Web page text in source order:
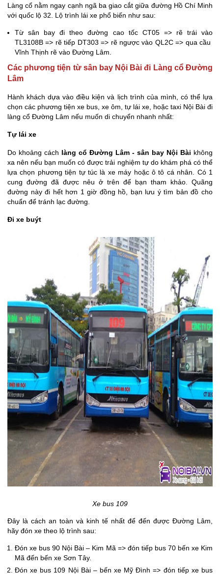
Làng cổ nằm ngay cạnh ngã ba giao cắt giữa đường Hồ Chí Minh
với quốc lộ 32. Lộ trình lái xe phổ biến như sau:
Từ sân bay đi theo đường cao tốc CT05 => rẽ trái vào
TL3108B => rẽ tiếp DT303 => rẽ ngược vào QL2C => qua cầu
Vĩnh Thịnh rẽ vào Đường Lâm.
Các phương tiện từ sân bay Nội Bài đi Làng cổ Đường
Lâm
Hành khách dựa vào điều kiện và lịch trình của mình, có thể lựa
chọn các phương tiện xe bus, xe ôm, tự lái xe, hoặc taxi Nội Bài đi
làng cổ Đường Lâm nếu muốn di chuyển nhanh nhất:
Tự lái xe
Do khoảng cách làng cổ Đường Lâm - sân bay Nội Bài không
xa nên nếu bạn muốn có được trải nghiệm tự do khám phá có thể
lựa chọn phương tiện tự túc là xe máy hoặc ô tô cá nhân. Có 1
cung đường đã được nêu ở trên để bạn tham khảo. Quãng
đường này đi hết hơn 1 giờ đồng hồ, bạn lưu ý tìm bản đồ cho
chuẩn để tránh lạc đường.
Đi xe buýt
Xe bus 109
Đây là cách an toàn và kinh tế nhất để đến được Đường Lâm,
hãy đón xe theo lộ trình sau:
Đón xe bus 90 Nội Bài – Kim Mã => đón tiếp bus 70 bến xe Kim
Mã đến bến xe Sơn Tây.
Đón xe bus 109 Nội Bài – bến xe Mỹ Đình => đón tiếp xe bus